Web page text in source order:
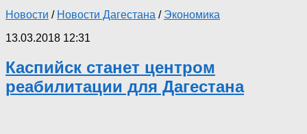
Новости / Новости Дагестана / Экономика
13.03.2018 12:31
Каспийск станет центром
реабилитации для Дагестана